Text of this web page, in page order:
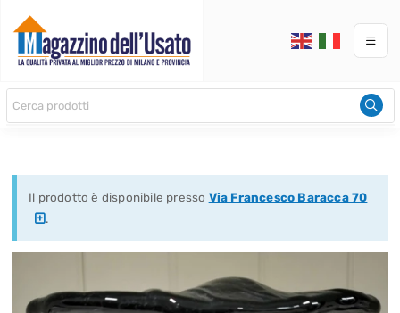
Il prodotto è disponibile presso Via Francesco Baracca 70
.